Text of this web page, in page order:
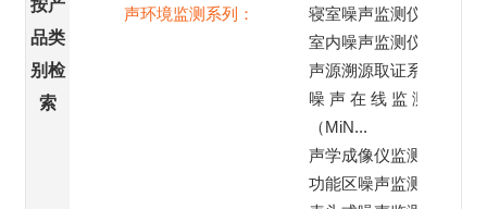
按产
品类
别检
索
声环境监测系列：
寝室噪声监测仪
室内噪声监测仪
声源溯源取证系统
噪 声 在 线 监 测 站
（MiN...
声学成像仪监测
功能区噪声监测子站